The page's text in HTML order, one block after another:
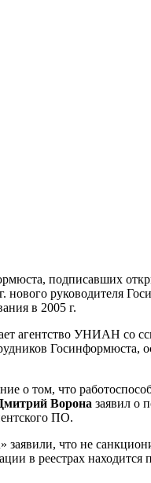
подписавших
нового руководителя
в 2005 г.
агентство УНИАН со
о том, что
Ворона заявил о
ПО.
что не
в реестрах находится